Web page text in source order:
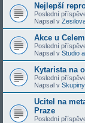
Nejlepší
Poslední
Napsal v
Akce u
Poslední
Napsal v Studio
Kytarista na
Poslední
Napsal v
Ucitel na
Praze
Poslední